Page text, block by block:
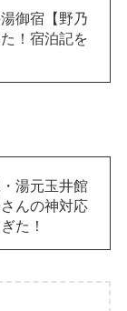
御宿【野乃
！宿泊記を
湯元玉井館
んの神対応
た！